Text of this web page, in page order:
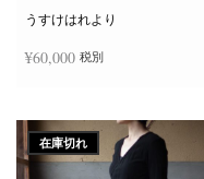
うすけはれより
¥60,000 税別
在庫切れ